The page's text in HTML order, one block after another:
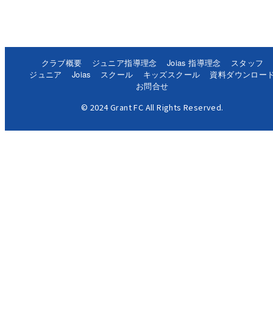
クラブ概要 ジュニア指導理念 Joias 指導理念
スタッフ
ジュニア
Joias スクール キッズスクール
資料ダウンロー
お問合せ
© 2024 Grant FC All Rights Reserved.